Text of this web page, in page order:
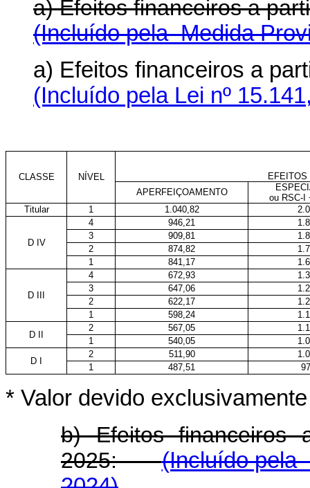
a) Efeitos financeiros a
(Incluído pela Medida
a) Efeitos financeiros a
(Incluído pela Lei nº
CLASSE NÍVEL
EFEITOS
APERFEIÇOAMENTO
ou RSC-I
Titular
1 1.040,82
D IV
4 946,21
3
909,81
2
874,82
1
841,17
D III
4 672,93
3
647,06
2
622,17
1
598,24
D II
2 567,05
1
540,05
D I
2 511,90
1
487,51
* Valor devido
b) Efeitos
2025:(Incluído pela